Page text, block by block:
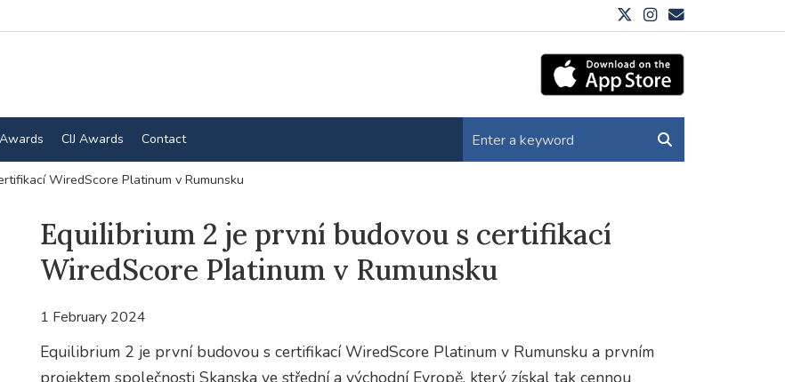
CIJ Awards Contact
WiredScore Platinum v Rumunsku
Equilibrium 2 je první budovou s certifikací
WiredScore Platinum v Rumunsku
1 February 2024
Equilibrium 2 je první budovou s certifikací WiredScore Platinum v Rumunsku a prvním